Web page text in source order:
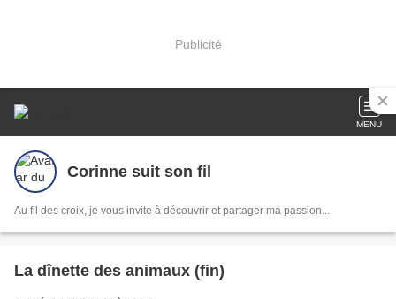
Publicité
MENU
Corinne suit son fil
Au fil des croix, je vous invite à découvrir et partager ma passion...
La dînette des animaux (fin)